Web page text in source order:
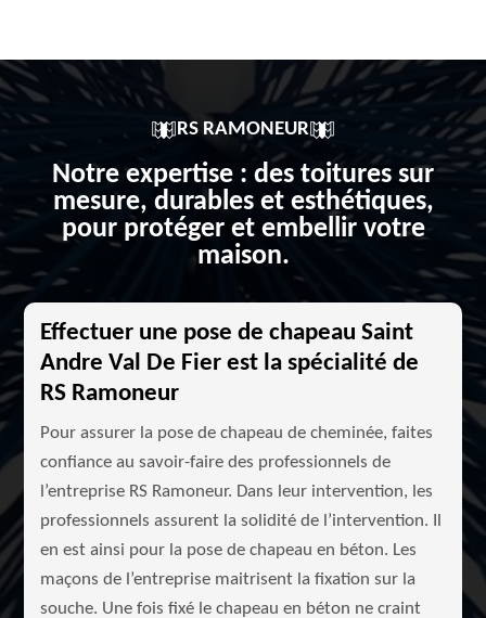
RS RAMONEUR
Notre expertise : des toitures sur
mesure, durables et esthétiques,
pour protéger et embellir votre
maison.
Effectuer une pose de chapeau Saint
Andre Val De Fier est la spécialité de
RS Ramoneur
Pour assurer la pose de chapeau de cheminée, faites
confiance au savoir-faire des professionnels de
l’entreprise RS Ramoneur. Dans leur intervention, les
professionnels assurent la solidité de l’intervention. Il
en est ainsi pour la pose de chapeau en béton. Les
maçons de l’entreprise maitrisent la fixation sur la
souche. Une fois fixé le chapeau en béton ne craint